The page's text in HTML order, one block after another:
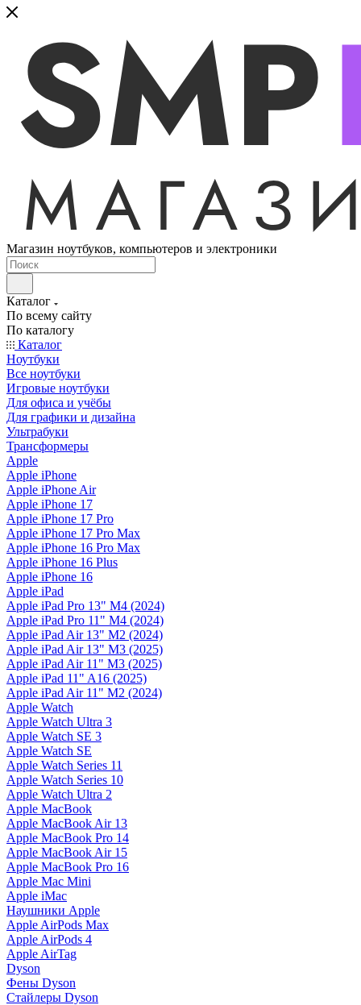
Магазин ноутбуков, компьютеров и электроники
Каталог
По всему сайту
По каталогу
Каталог
Ноутбуки
Все ноутбуки
Игровые ноутбуки
Для офиса и учёбы
Для графики и дизайна
Ультрабуки
Трансформеры
Apple
Apple iPhone
Apple iPhone Air
Apple iPhone 17
Apple iPhone 17 Pro
Apple iPhone 17 Pro Max
Apple iPhone 16 Pro Max
Apple iPhone 16 Plus
Apple iPhone 16
Apple iPad
Apple iPad Pro 13" M4 (2024)
Apple iPad Pro 11" M4 (2024)
Apple iPad Air 13" M2 (2024)
Apple iPad Air 13" M3 (2025)
Apple iPad Air 11" M3 (2025)
Apple iPad 11" A16 (2025)
Apple iPad Air 11" M2 (2024)
Apple Watch
Apple Watch Ultra 3
Apple Watch SE 3
Apple Watch SE
Apple Watch Series 11
Apple Watch Series 10
Apple Watch Ultra 2
Apple MacBook
Apple MacBook Air 13
Apple MacBook Pro 14
Apple MacBook Air 15
Apple MacBook Pro 16
Apple Mac Mini
Apple iMac
Наушники Apple
Apple AirPods Max
Apple AirPods 4
Apple AirTag
Dyson
Фены Dyson
Стайлеры Dyson